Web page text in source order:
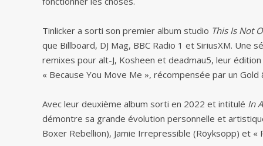
Tinlicker a sorti son premier album studio This Is Not
que Billboard, DJ Mag, BBC Radio 1 et SiriusXM. Une
remixes pour alt-J, Kosheen et deadmau5, leur
« Because You Move Me », récompensée par un
Avec leur deuxième album sorti en 2022 et intitulé In
démontre sa grande évolution personnelle et
Boxer Rebellion), Jamie Irrepressible (Röyksopp) et «